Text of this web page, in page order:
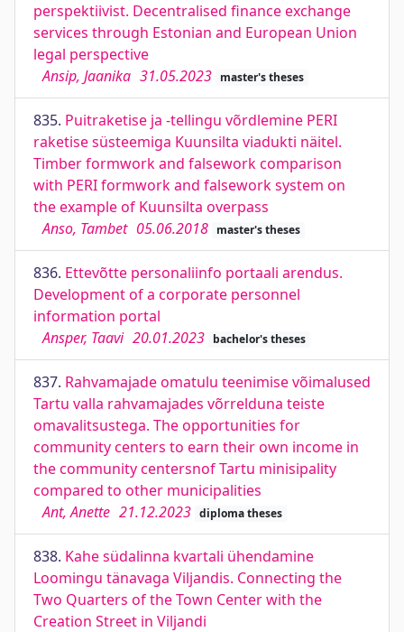
perspektiivist. Decentralised finance exchange
services through Estonian and European Union
legal perspective
Ansip, Jaanika 31.05.2023 master's theses
835. Puitraketise ja -tellingu võrdlemine PERI
raketise süsteemiga Kuunsilta viadukti näitel.
Timber formwork and falsework comparison
with PERI formwork and falsework system on
the example of Kuunsilta overpass
Anso, Tambet 05.06.2018 master's theses
836. Ettevõtte personaliinfo portaali arendus.
Development of a corporate personnel
information portal
Ansper, Taavi 20.01.2023 bachelor's theses
837. Rahvamajade omatulu teenimise võimalused
Tartu valla rahvamajades võrrelduna teiste
omavalitsustega. The opportunities for
community centers to earn their own income in
the community centersnof Tartu minisipality
compared to other municipalities
Ant, Anette 21.12.2023 diploma theses
838. Kahe südalinna kvartali ühendamine
Loomingu tänavaga Viljandis. Connecting the
Two Quarters of the Town Center with the
Creation Street in Viljandi